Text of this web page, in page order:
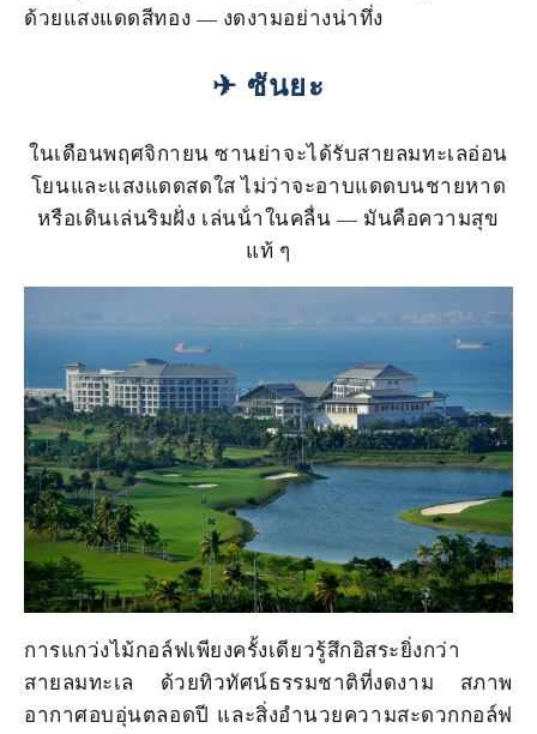
ด้วยแสงแดดสีทอง — งดงามอย่างน่าทึ่ง
✈ ซันยะ
ในเดือนพฤศจิกายน ซานย่าจะได้รับสายลมทะเลอ่อน
โยนและแสงแดดสดใส ไม่ว่าจะอาบแดดบนชายหาด
หรือเดินเล่นริมฝั่ง เล่นน้ําในคลื่น — มันคือความสุข
แท้ ๆ
การแกว่งไม้กอล์ฟเพียงครั้งเดียวรู้สึกอิสระยิ่งกว่า
สายลมทะเล ด้วยทิวทัศน์ธรรมชาติที่งดงาม สภาพ
อากาศอบอุ่นตลอดปี และสิ่งอํานวยความสะดวกกอล์ฟ